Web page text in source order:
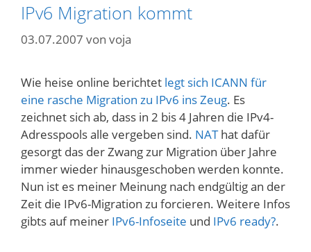
IPv6 Migration kommt
03.07.2007 von voja
Wie heise online berichtet legt sich ICANN für
eine rasche Migration zu IPv6 ins Zeug. Es
zeichnet sich ab, dass in 2 bis 4 Jahren die IPv4-
Adresspools alle vergeben sind. NAThat dafür
gesorgt das der Zwang zur Migration über Jahre
immer wieder hinausgeschoben werden konnte.
Nun ist es meiner Meinung nach endgültig an der
Zeit die IPv6-Migration zu forcieren. Weitere Infos
gibts auf meiner IPv6-Infoseite und IPv6 ready?.